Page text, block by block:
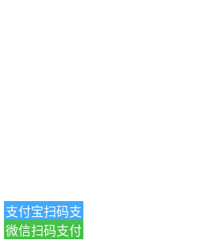
支付宝扫码支
付
微信扫码支付